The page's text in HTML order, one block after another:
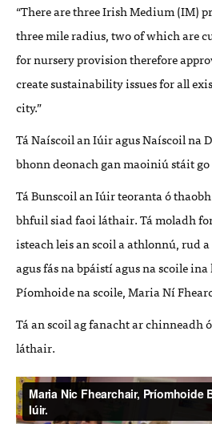
“There are three Irish Medium (IM)
three mile radius, two of which are
for nursery provision therefore
create sustainability issues for all
city.”
Tá Naíscoil an Iúir agus Naíscoil na
bhonn deonach gan maoiniú stáit go
Tá Bunscoil an Iúir teoranta ó
bhfuil siad faoi láthair. Tá moladh
isteach leis an scoil a athlonnú, rud
agus fás na bpáistí agus na scoile
Píomhoide na scoile, Maria Ní
Tá an scoil ag fanacht ar chinneadh
láthair.